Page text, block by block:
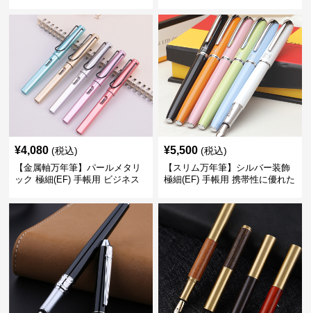
デザイン
¥4,080 (税込)
【金属軸万年筆】パールメタリ
ック 極細(EF) 手帳用 ビジネス
る
¥5,500 (税込)
【スリム万年筆】シルバー装飾
極細(EF) 手帳用 携帯性に優れた
ートに筆記